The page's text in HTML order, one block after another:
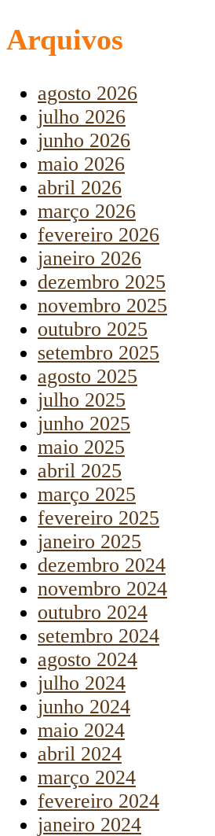
Arquivos
agosto 2026
julho 2026
junho 2026
maio 2026
abril 2026
março 2026
fevereiro 2026
janeiro 2026
dezembro 2025
novembro 2025
outubro 2025
setembro 2025
agosto 2025
julho 2025
junho 2025
maio 2025
abril 2025
março 2025
fevereiro 2025
janeiro 2025
dezembro 2024
novembro 2024
outubro 2024
setembro 2024
agosto 2024
julho 2024
junho 2024
maio 2024
abril 2024
março 2024
fevereiro 2024
janeiro 2024